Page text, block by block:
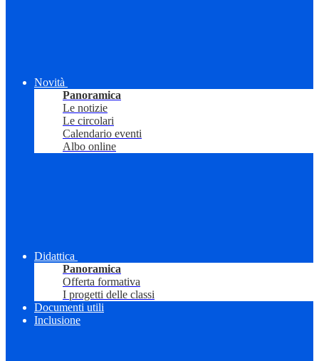
Novità
Panoramica
Le notizie
Le circolari
Calendario eventi
Albo online
Didattica
Panoramica
Offerta formativa
I progetti delle classi
Documenti utili
Inclusione